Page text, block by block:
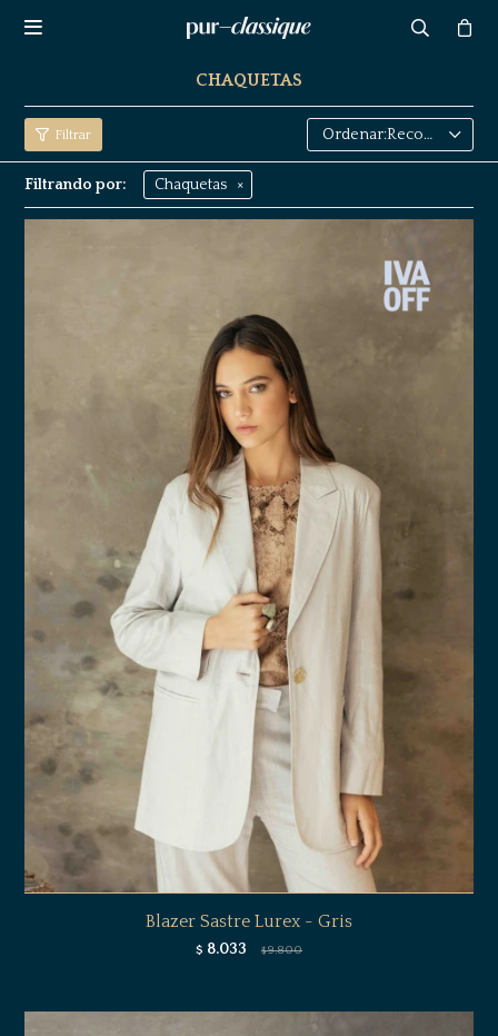

CHAQUETAS
Recomendados
Filtrando por: Chaquetas
Blazer Sastre Lurex - Gris
$ 8.033 $ 9.800